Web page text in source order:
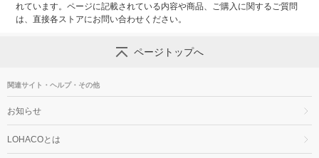
れています。ページに記載されている内容や商品、ご購入に関するご質問
は、直接各ストアにお問い合わせください。
ページトップへ
関連サイト・ヘルプ・その他
お知らせ
LOHACOとは